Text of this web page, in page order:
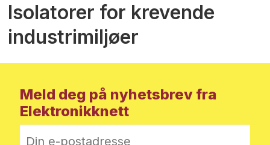
Isolatorer for krevende
industrimiljøer
Meld deg på nyhetsbrev fra
Elektronikknett